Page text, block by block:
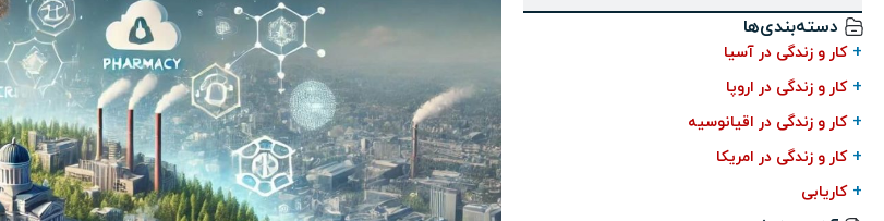
دسته‌بندی‌ها
+ کار و زندگی در آسیا
+ کار و زندگی در اروپا
+ کار و زندگی در اقیانوسیه
+ کار و زندگی در امریکا
+ کاریابی